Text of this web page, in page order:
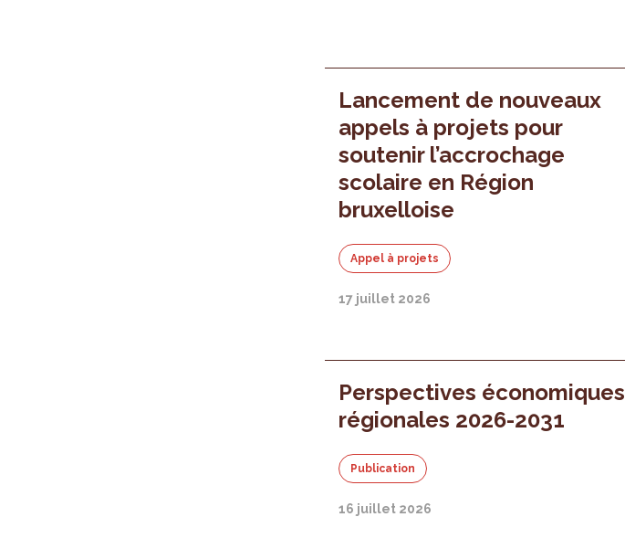
Lancement de nouveaux
appels à projets pour
soutenir l’accrochage
scolaire en Région
bruxelloise
Appel à projets
17 juillet 2026
Perspectives économiques
régionales 2026-2031
Publication
16 juillet 2026